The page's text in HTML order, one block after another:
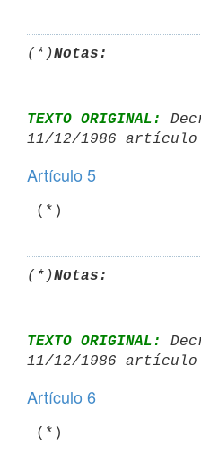
(*)Notas:
TEXTO ORIGINAL:
11/12/1986 artículo
Artículo 5
(*)Notas:
TEXTO ORIGINAL:
11/12/1986 artículo
Artículo 6